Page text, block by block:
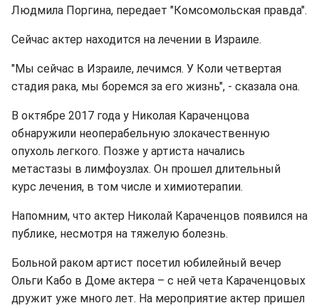
Людмила Поргина, передает "Комсомольская правда".
Сейчас актер находится на лечении в Израиле.
"Мы сейчас в Израиле, лечимся. У Коли четвертая
стадия рака, мы боремся за его жизнь", - сказала она.
В октябре 2017 года у Николая Караченцова
обнаружили неоперабельную злокачественную
опухоль легкого. Позже у артиста начались
метастазы в лимфоузлах. Он прошел длительный
курс лечения, в том числе и химиотерапии.
Напомним, что актер Николай Караченцов появился на
публике, несмотря на тяжелую болезнь.
Больной раком артист посетил юбилейный вечер
Ольги Кабо в Доме актера – с ней чета Караченцовых
дружит уже много лет. На мероприятие актер пришел